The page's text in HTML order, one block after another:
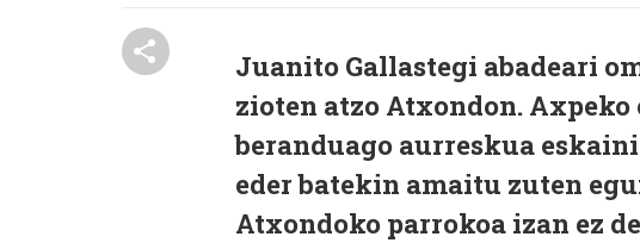
Juanito Gallastegi abadeari
zioten atzo Atxondon.
beranduago aurreskua
eder batekin amaitu zuten
Atxondoko parrokoa izan ez